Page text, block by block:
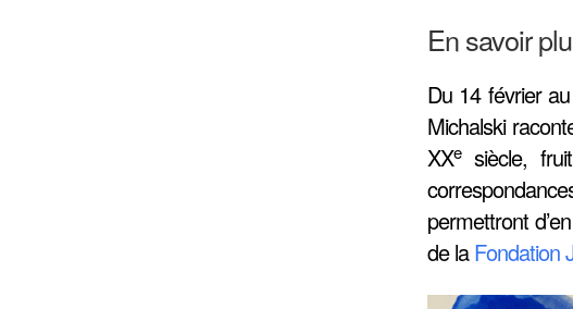
En savoir
Du 14 février
Michalski
XXesiècle,
permettront
de laFondation